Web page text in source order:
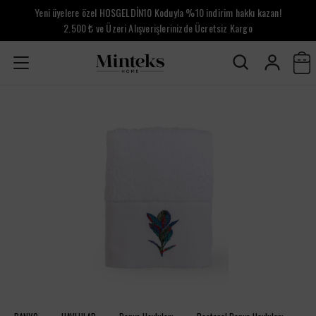
Yeni üyelere özel HOSGELDİN10 Koduyla %10 indirim hakkı kazan!
2.500 ₺ ve Üzeri Alışverişlerinizde Ücretsiz Kargo